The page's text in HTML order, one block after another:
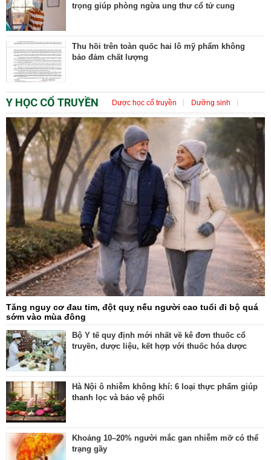
trọng giúp phòng ngừa ung thư cổ tử cung
Thu hồi trên toàn quốc hai lô mỹ phẩm không
bảo đảm chất lượng
Y HỌC CỔ TRUYỀN Dược học cổ truyền Dưỡng sinh
Châm cứu Bệnh học
Tăng nguy cơ đau tim, đột quỵ nếu người cao tuổi đi bộ quá
sớm vào mùa đông
Bộ Y tế quy định mới nhất về kê đơn thuốc cổ
truyền, dược liệu, kết hợp với thuốc hóa dược
Hà Nội ô nhiễm không khí: 6 loại thực phẩm giúp
thanh lọc và bảo vệ phổi
Khoảng 10–20% người mắc gan nhiễm mỡ có thể
trạng gầy